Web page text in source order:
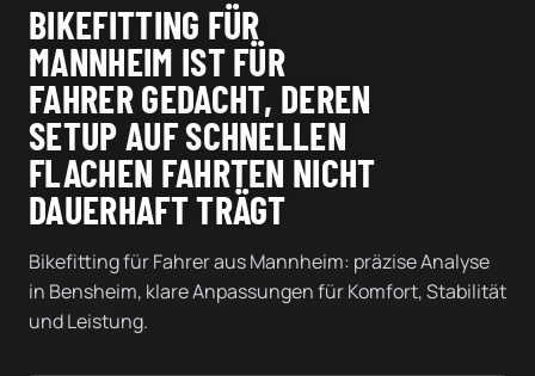
BIKEFITTING FÜR
MANNHEIM IST FÜR
FAHRER GEDACHT, DEREN
SETUP AUF SCHNELLEN
FLACHEN FAHRTEN NICHT
DAUERHAFT TRÄGT
Bikefitting für Fahrer aus Mannheim: präzise Analyse
in Bensheim, klare Anpassungen für Komfort, Stabilität
und Leistung.